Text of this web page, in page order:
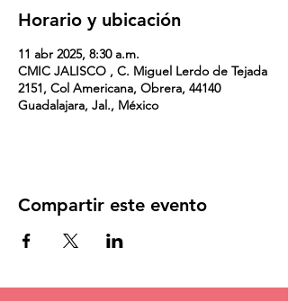
Horario y ubicación
11 abr 2025, 8:30 a.m.
CMIC JALISCO , C. Miguel Lerdo de Tejada
2151, Col Americana, Obrera, 44140
Guadalajara, Jal., México
Compartir este evento